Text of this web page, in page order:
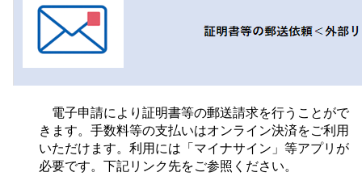
電子申請により証明書等の郵送請求を行うことがで
きます。手数料等の支払いはオンライン決済をご利用
いただけます。利用には「マイナサイン」等アプリが
必要です。下記リンク先をご参照ください。